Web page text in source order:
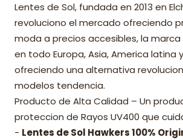
Lentes de Sol, fundada en 2013 en
revoluciono el mercado ofreciendo
moda a precios accesibles, la
en todo Europa, Asia, America latina
ofreciendo una alternativa
modelos tendencia.
Producto de Alta Calidad – Un
proteccion de Rayos UV400 que
- Lentes de Sol Hawkers 100%